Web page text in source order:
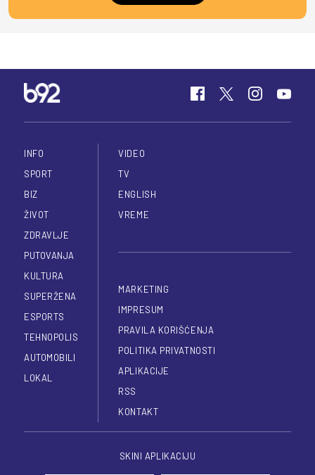
INFO
SPORT
BIZ
ŽIVOT
ZDRAVLJE
PUTOVANJA
KULTURA
SUPERŽENA
ESPORTS
TEHNOPOLIS
AUTOMOBILI
LOKAL
VIDEO
TV
ENGLISH
VREME
MARKETING
IMPRESUM
PRAVILA KORIŠĆENJA
POLITIKA PRIVATNOSTI
APLIKACIJE
RSS
KONTAKT
SKINI APLIKACIJU